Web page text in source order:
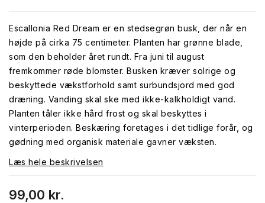
Escallonia Red Dream er en stedsegrøn busk, der når en
højde på cirka 75 centimeter. Planten har grønne blade,
som den beholder året rundt. Fra juni til august
fremkommer røde blomster. Busken kræver solrige og
beskyttede vækstforhold samt surbundsjord med god
dræning. Vanding skal ske med ikke-kalkholdigt vand.
Planten tåler ikke hård frost og skal beskyttes i
vinterperioden. Beskæring foretages i det tidlige forår, og
gødning med organisk materiale gavner væksten.
Læs hele beskrivelsen
99,00 kr.